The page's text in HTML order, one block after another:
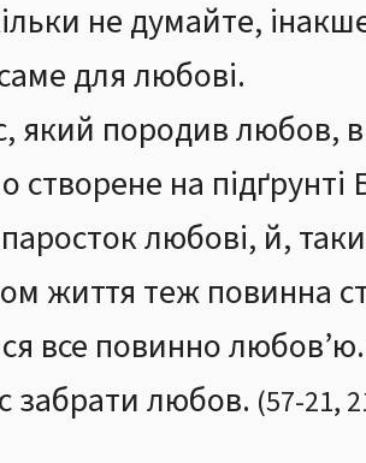
не думайте,
для любові.
який породив любов,
створене на
любові, й,
життя теж повинна
все повинно
забрати любов. (57-21,